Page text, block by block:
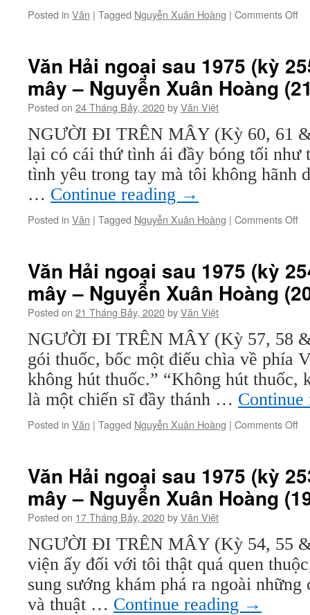
Posted in Văn | Tagged Nguyễn Xuân Hoàng | Comments Offon
(kỳ
đi
–
Văn Hải ngoại sau 1975 (kỳ
mây – Nguyễn Xuân Hoàng
Posted on 24 Tháng Bảy, 2020byVăn Việt
NGƯỜI ĐI TRÊN MÂY (Kỳ 60, 61
lại có cái thứ tình ái đầy bóng tối như
tình yêu trong tay mà tôi không hãnh
… Continue reading →
Posted in Văn | Tagged Nguyễn Xuân Hoàng | Comments Offon
(kỳ
đi
Văn Hải ngoại sau 1975 (kỳ
mây – Nguyễn Xuân Hoàng
Posted on 21 Tháng Bảy, 2020byVăn Việt
NGƯỜI ĐI TRÊN MÂY (Kỳ 57, 58
gói thuốc, bốc một điếu chìa về phía
không hút thuốc.” “Không hút thuốc,
là một chiến sĩ đầy thánh …
Posted in Văn | Tagged Nguyễn Xuân Hoàng | Comments Offon
(kỳ
đi
–
Văn Hải ngoại sau 1975 (kỳ
mây – Nguyễn Xuân Hoàng
Posted on 17 Tháng Bảy, 2020byVăn Việt
NGƯỜI ĐI TRÊN MÂY (Kỳ 54, 55
viện ấy đối với tôi thật quá quen
sung sướng khám phá ra ngoài
và thuật … Continue reading →